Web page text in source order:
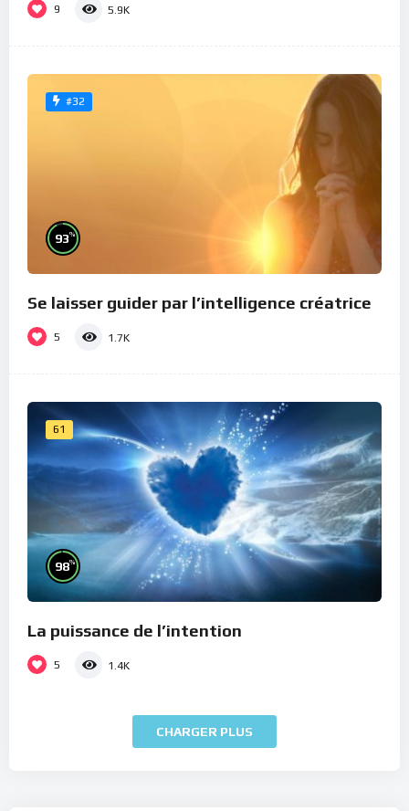
9 5.9K
#32
93%
Se laisser guider par l’intelligence créatrice
5 1.7K
61
98%
La puissance de l’intention
5 1.4K
CHARGER PLUS